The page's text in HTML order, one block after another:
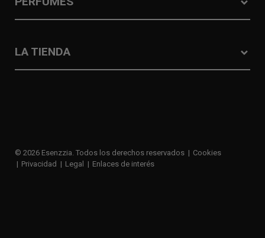
LA TIENDA
© 2026 Esenzzia. Todos los derechos reservados
Cookies
Privacidad
Legal Enlaces de interés